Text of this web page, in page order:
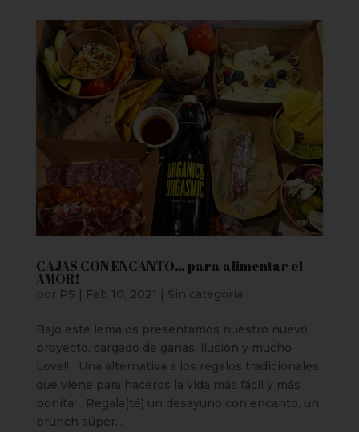
CAJAS CON ENCANTO… para alimentar el
AMOR!
por PS | Feb 10, 2021 | Sin categoría
Bajo este lema os presentamos nuestro nuevo
proyecto, cargado de ganas, ilusión y mucho
Love!! Una alternativa a los regalos tradicionales
que viene para haceros la vida más fácil y más
bonita! Regala(té) un desayuno con encanto, un
brunch súper...